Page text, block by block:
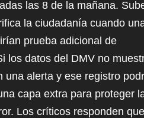
to
or
las 8 de la mañana.
la ciudadanía cuando
prueba adicional de
los datos del DMV no
una alerta y ese registro
capa extra para proteger
Los críticos responden que